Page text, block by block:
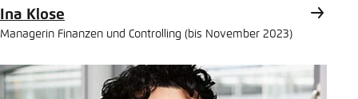
Ina Klose
Managerin Finanzen und Controlling (bis November 2023)